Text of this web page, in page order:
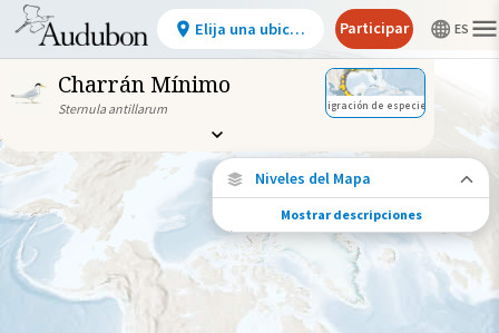
Charrán Mínimo
Sternula antillarum Migración de especies
Niveles del Mapa
Conexiones de especies
Elija cualquier ubicación en el mapa para
ver dónde más se han vuelto a encontrar
aves marcadas de esta especie.
Ubicaciones con disponibilidad
Mostrar descripciones
Elija una ubicación Participar